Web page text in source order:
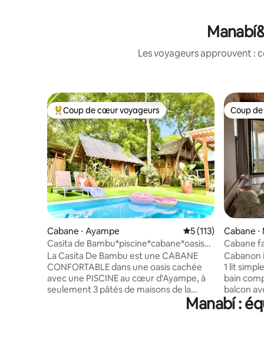
Les voyageurs approuvent :
Coups de cœur voyageurs les plus appréciés
Coup de cœur voyageurs
Cabane ⋅ Ayampe Évaluation
5 (113)
Casita de Bambu*piscine*cabane*oasis
verte*2 min-plage
La Casita De Bambu est une CABANE
CONFORTABLE dans une oasis cachée
avec une PISCINE au cœur d'Ayampe, à
seulement 3 pâtés de maisons de la
Coup
Coup
Cabane
Santa
Cabane
Cabanon
1 lit
bain
balcon avec
maison
bain, 2
Manabí :